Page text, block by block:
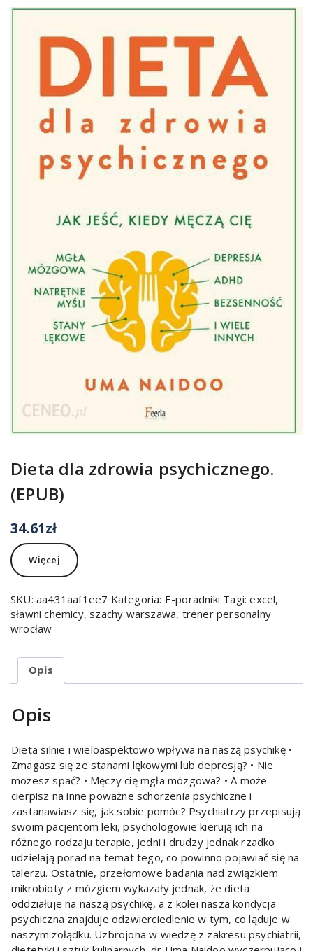
Dieta dla zdrowia psychicznego.
(EPUB)
34.61zł
Więcej
SKU: aa431aaf1ee7 Kategoria: E-poradniki Tagi:excel,
sławni chemicy,szachy warszawa, trener personalny
wrocław
Opis
Opis
Dieta silnie i wieloaspektowo wpływa na naszą psychikę •
Zmagasz się ze stanami lękowymi lub depresją? • Nie
możesz spać? • Męczy cię mgła mózgowa? • A może
cierpisz na inne poważne schorzenia psychiczne i
zastanawiasz się, jak sobie pomóc? Psychiatrzy przepisują
swoim pacjentom leki, psychologowie kierują ich na
różnego rodzaju terapie, jedni i drudzy jednak rzadko
udzielają porad na temat tego, co powinno pojawiać się na
talerzu. Ostatnie, przełomowe badania nad związkiem
mikrobioty z mózgiem wykazały jednak, że dieta
oddziałuje na naszą psychikę, a z kolei nasza kondycja
psychiczna znajduje odzwierciedlenie w tym, co ląduje w
naszym żołądku. Uzbrojona w wiedzę z zakresu psychiatrii,